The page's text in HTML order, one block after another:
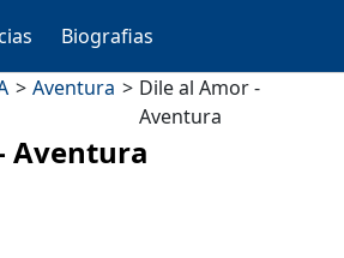
Biografias
Aventura
Dile al Amor -
Aventura
Aventura